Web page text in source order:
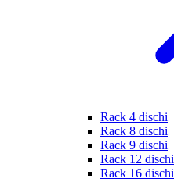
Rack 4 dischi
Rack 8 dischi
Rack 9 dischi
Rack 12 dischi
Rack 16 dischi